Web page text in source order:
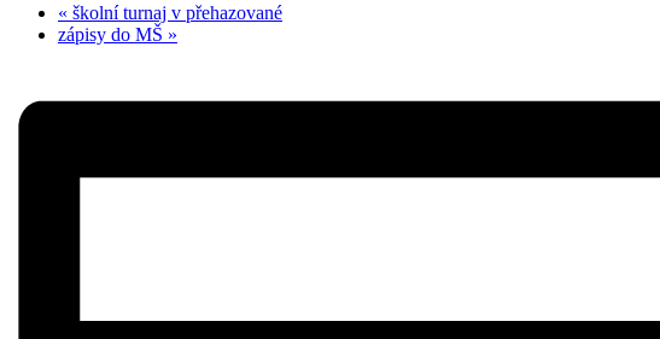
« školní turnaj v přehazované
zápisy do MŠ »